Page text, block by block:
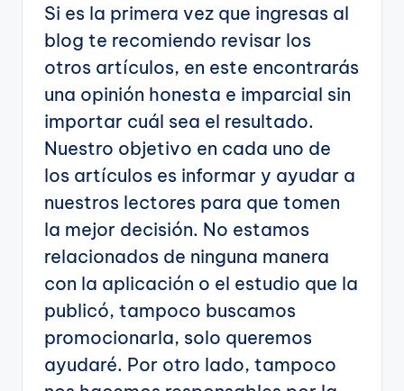
Si es la primera vez que ingresas al
blog te recomiendo revisar los
otros artículos, en este encontrarás
una opinión honesta e imparcial sin
importar cuál sea el resultado.
Nuestro objetivo en cada uno de
los artículos es informar y ayudar a
nuestros lectores para que tomen
la mejor decisión. No estamos
relacionados de ninguna manera
con la aplicación o el estudio que la
publicó, tampoco buscamos
promocionarla, solo queremos
ayudaré. Por otro lado, tampoco